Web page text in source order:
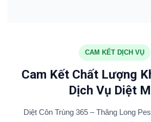
CAM KẾT DỊCH VỤ
Cam Kết Chất Lượng
Dịch Vụ Diệt
Diệt Côn Trùng 365 – Thăng Long